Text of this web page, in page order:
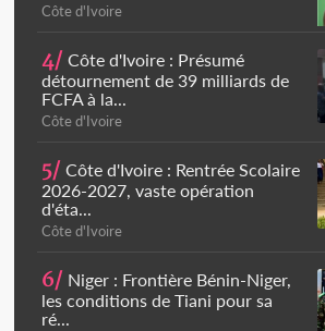
Côte d'Ivoire
4/ Côte d'Ivoire : Présumé
détournement de 39 milliards de
FCFA à la...
Côte d'Ivoire
5/ Côte d'Ivoire : Rentrée Scolaire
2026-2027, vaste opération
d'éta...
Côte d'Ivoire
6/ Niger : Frontière Bénin-Niger,
les conditions de Tiani pour sa
ré...